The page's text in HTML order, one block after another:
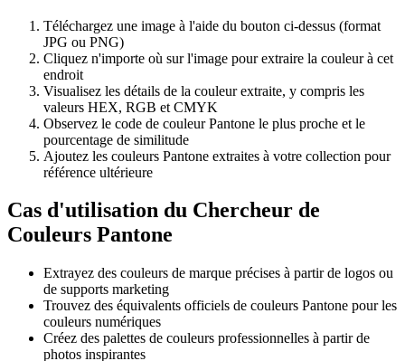
Téléchargez une image à l'aide du bouton ci-dessus (format
JPG ou PNG)
Cliquez n'importe où sur l'image pour extraire la couleur à cet
endroit
Visualisez les détails de la couleur extraite, y compris les
valeurs HEX, RGB et CMYK
Observez le code de couleur Pantone le plus proche et le
pourcentage de similitude
Ajoutez les couleurs Pantone extraites à votre collection pour
référence ultérieure
Cas d'utilisation du Chercheur de
Couleurs Pantone
Extrayez des couleurs de marque précises à partir de logos ou
de supports marketing
Trouvez des équivalents officiels de couleurs Pantone pour les
couleurs numériques
Créez des palettes de couleurs professionnelles à partir de
photos inspirantes